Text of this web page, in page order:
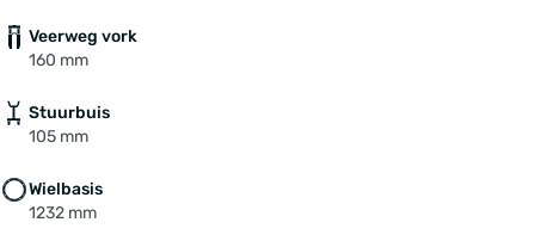
Veerweg vork
160 mm
Stuurbuis
105 mm
Wielbasis
1232 mm